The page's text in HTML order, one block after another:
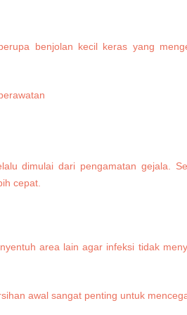
benjolan kecil keras yang
dimulai dari pengamatan gejala.
cepat.
area lain agar infeksi tidak
awal sangat penting untuk